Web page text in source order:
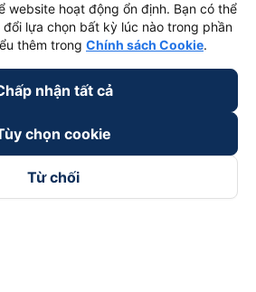
website hoạt động ổn định. Bạn có thể
lựa chọn bất kỳ lúc nào trong phần
thêm trong Chính sách Cookie.
nhận tất cả
chọn cookie
Từ chối